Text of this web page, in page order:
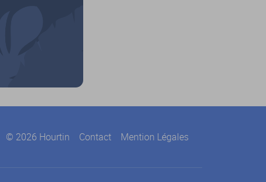
© 2026 Hourtin Contact Mention Légales